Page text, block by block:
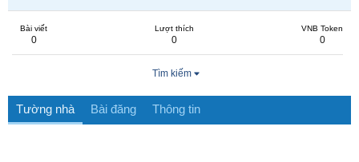
Bài viết
0
Lượt thích
0
VNB Token
0
Tìm kiếm
Tường nhà Bài đăng Thông tin